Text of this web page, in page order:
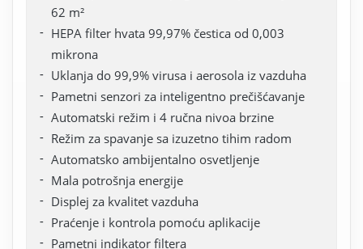
62 m²
HEPA filter hvata 99,97% čestica od 0,003
mikrona
Uklanja do 99,9% virusa i aerosola iz vazduha
Pametni senzori za inteligentno prečišćavanje
Automatski režim i 4 ručna nivoa brzine
Režim za spavanje sa izuzetno tihim radom
Automatsko ambijentalno osvetljenje
Mala potrošnja energije
Displej za kvalitet vazduha
Praćenje i kontrola pomoću aplikacije
Pametni indikator filtera